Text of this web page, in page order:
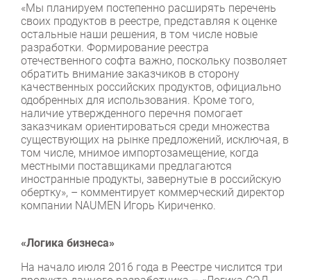
«Мы планируем постепенно расширять перечень
своих продуктов в реестре, представляя к оценке
остальные наши решения, в том числе новые
разработки. Формирование реестра
отечественного софта важно, поскольку позволяет
обратить внимание заказчиков в сторону
качественных российских продуктов, официально
одобренных для использования. Кроме того,
наличие утвержденного перечня помогает
заказчикам ориентироваться среди множества
существующих на рынке предложений, исключая, в
том числе, мнимое импортозамещение, когда
местными поставщиками предлагаются
иностранные продукты, завернутые в российскую
обертку», – комментирует коммерческий директор
компании NAUMEN Игорь Кириченко.
«Логика бизнеса»
На начало июля 2016 года в Реестре числится три